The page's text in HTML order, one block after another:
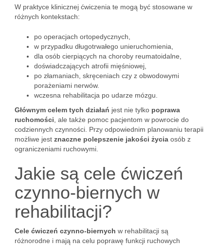
W praktyce klinicznej ćwiczenia te mogą być stosowane w
różnych kontekstach:
po operacjach ortopedycznych,
w przypadku długotrwałego unieruchomienia,
dla osób cierpiących na choroby reumatoidalne,
doświadczających atrofii mięśniowej,
po złamaniach, skręceniach czy z obwodowymi
porażeniami nerwów.
wczesna rehabilitacja po udarze mózgu.
Głównym celem tych działań jest nie tylko poprawa
ruchomości , ale także pomoc pacjentom w powrocie do
codziennych czynności. Przy odpowiednim planowaniu terapii
możliwe jest znaczne polepszenie jakości życia osób z
ograniczeniami ruchowymi.
Jakie są cele ćwiczeń
czynno-biernych w
rehabilitacji?
Cele ćwiczeń czynno-biernych w rehabilitacji są
różnorodne i mają na celu poprawę funkcji ruchowych